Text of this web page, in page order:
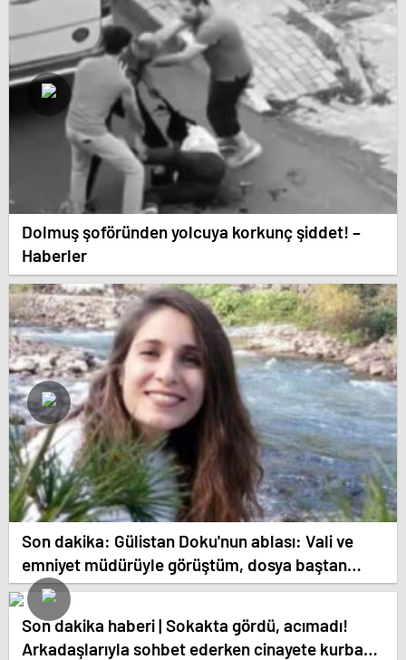
Dolmuş şoföründen yolcuya korkunç şiddet! –
Haberler
Son dakika: Gülistan Doku'nun ablası: Vali ve
emniyet müdürüyle görüştüm, dosya baştan
sona incelenecek
Son dakika haberi | Sokakta gördü, acımadı!
Arkadaşlarıyla sohbet ederken cinayete kurban